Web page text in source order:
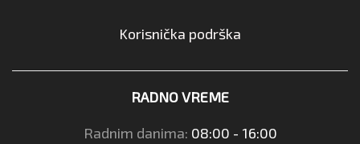
Korisnička podrška
RADNO VREME
Radnim danima: 08:00 - 16:00